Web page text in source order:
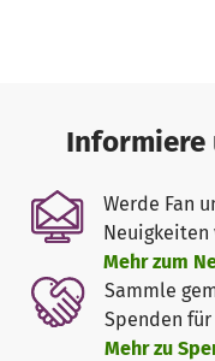
und Fragen zu
Interviews und
einsprechen. Die
kennen. Sie
Themen, machen
durch. Sie entwickeln
schreiben Texte und
visuellen Projekten
Informiere
Werde Fan
Neuigkeiten
Mehr zum
Sammle
Spenden
Mehr zu